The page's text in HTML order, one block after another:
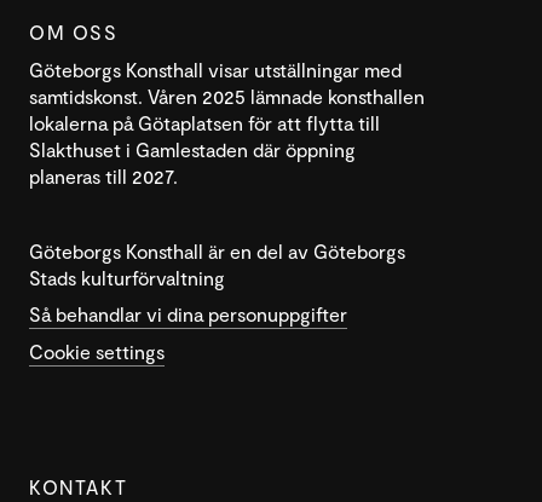
OM OSS
Göteborgs Konsthall visar utställningar med
samtidskonst. Våren 2025 lämnade konsthallen
lokalerna på Götaplatsen för att flytta till
Slakthuset i Gamlestaden där öppning
planeras till 2027.
Göteborgs Konsthall är en del av Göteborgs
Stads kulturförvaltning
Så behandlar vi dina personuppgifter
Cookie settings
KONTAKT